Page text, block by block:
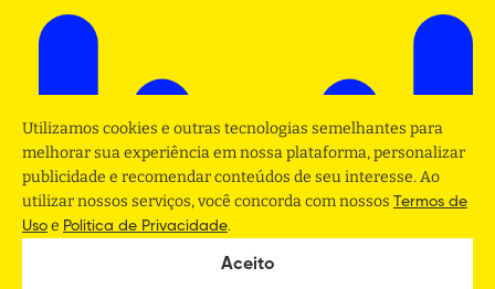
Utilizamos cookies e outras tecnologias semelhantes para
melhorar sua experiência em nossa plataforma, personalizar
publicidade e recomendar conteúdos de seu interesse. Ao
utilizar nossos serviços, você concorda com nossos Termos de
Uso e Politica de Privacidade.
Aceito